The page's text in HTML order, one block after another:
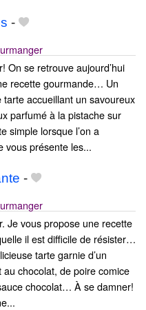
-
On se retrouve aujourd’hui
recette gourmande… Un
tarte accueillant un savoureux
parfumé à la pistache sur
simple lorsque l’on a
présente les...
-
Je vous propose une recette
il est difficile de résister…
tarte garnie d’un
au chocolat, de poire comice
chocolat… À se damner!